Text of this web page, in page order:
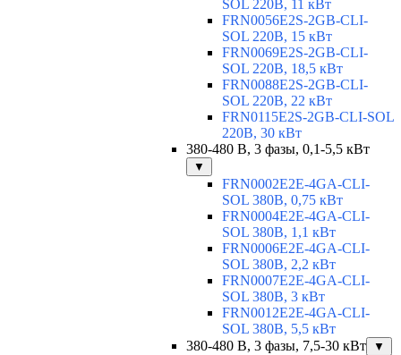
SOL 220В, 11 кВт
FRN0056E2S-2GB-CLI-
SOL 220В, 15 кВт
FRN0069E2S-2GB-CLI-
SOL 220В, 18,5 кВт
FRN0088E2S-2GB-CLI-
SOL 220В, 22 кВт
FRN0115E2S-2GB-CLI-SOL
220В, 30 кВт
380-480 В, 3 фазы, 0,1-5,5 кВт
▼
FRN0002E2E-4GA-CLI-
SOL 380В, 0,75 кВт
FRN0004E2E-4GA-CLI-
SOL 380В, 1,1 кВт
FRN0006E2E-4GA-CLI-
SOL 380В, 2,2 кВт
FRN0007E2E-4GA-CLI-
SOL 380В, 3 кВт
FRN0012E2E-4GA-CLI-
SOL 380В, 5,5 кВт
380-480 В, 3 фазы, 7,5-30 кВт
▼